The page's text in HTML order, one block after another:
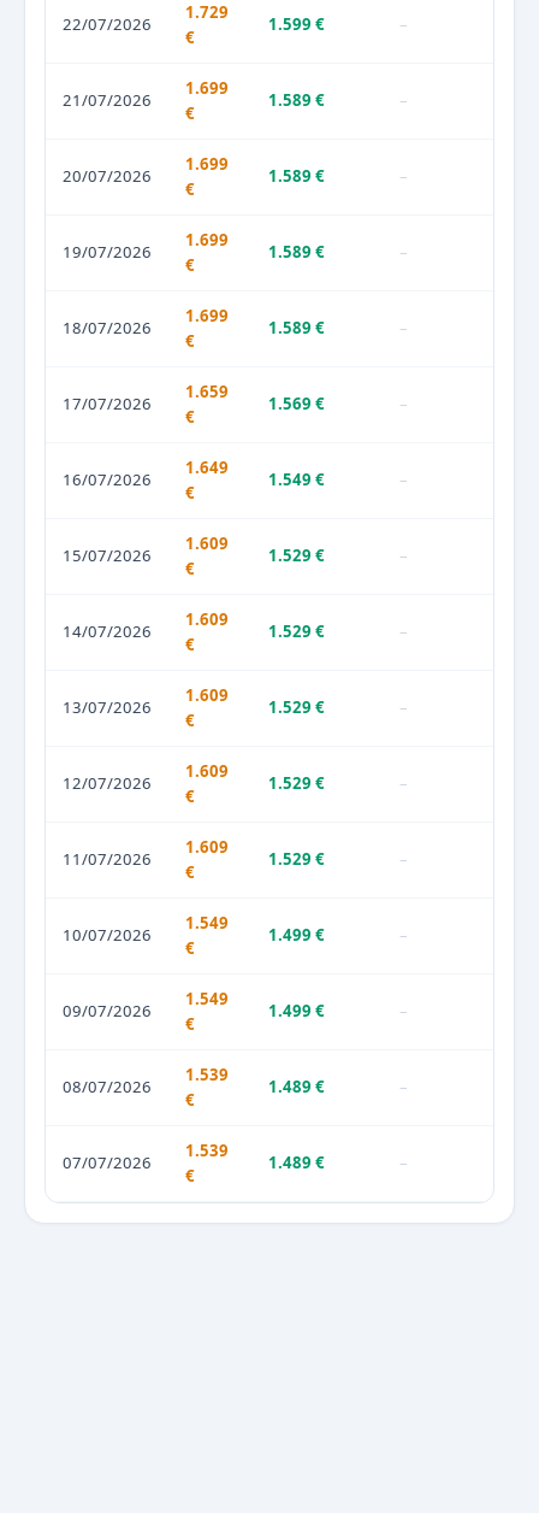
22/07/2026
1.729
€
1.599 € –
21/07/2026
1.699
€
1.589 € –
20/07/2026
1.699
€
1.589 € –
19/07/2026
1.699
€
1.589 € –
18/07/2026
1.699
€
1.589 € –
17/07/2026
1.659
€
1.569 € –
16/07/2026
1.649
€
1.549 € –
15/07/2026
1.609
€
1.529 € –
14/07/2026
1.609
€
1.529 € –
13/07/2026
1.609
€
1.529 € –
12/07/2026
1.609
€
1.529 € –
11/07/2026
1.609
€
1.529 € –
10/07/2026
1.549
€
1.499 € –
09/07/2026
1.549
€
1.499 € –
08/07/2026
1.539
€
1.489 € –
07/07/2026
1.539
€
1.489 € –